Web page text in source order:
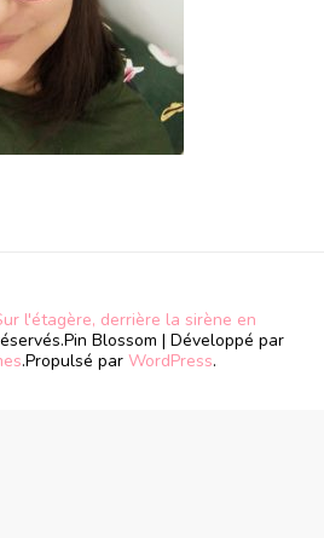
l'étagère, derrière la sirène en
Pin Blossom | Développé par
.Propulsé par WordPress.